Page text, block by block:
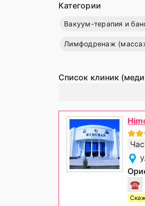
Категории
Вакуум-терапия и
Лимфодренаж
Список клиник
☎